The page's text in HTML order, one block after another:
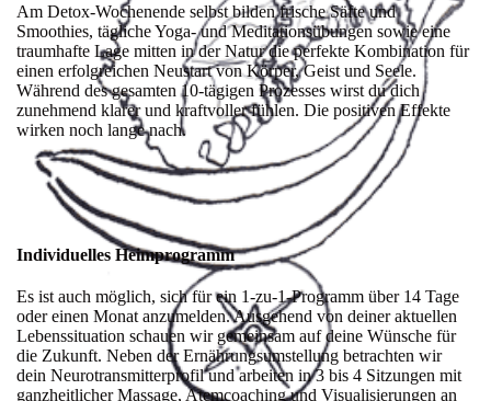
Am Detox-Wochenende selbst bilden frische Säfte und
Smoothies, tägliche Yoga- und Meditationsübungen sowie eine
traumhafte Lage mitten in der Natur die perfekte Kombination für
einen erfolgreichen Neustart von Körper, Geist und Seele.
Während des gesamten 10-tägigen Prozesses wirst du dich
zunehmend klarer und kraftvoller fühlen. Die positiven Effekte
wirken noch lange nach.
Individuelles Heimprogramm
Es ist auch möglich, sich für ein 1-zu-1-Programm über 14 Tage
oder einen Monat anzumelden. Ausgehend von deiner aktuellen
Lebenssituation schauen wir gemeinsam auf deine Wünsche für
die Zukunft. Neben der Ernährungsumstellung betrachten wir
dein Neurotransmitterprofil und arbeiten in 3 bis 4 Sitzungen mit
ganzheitlicher Massage, Atemcoaching und Visualisierungen an